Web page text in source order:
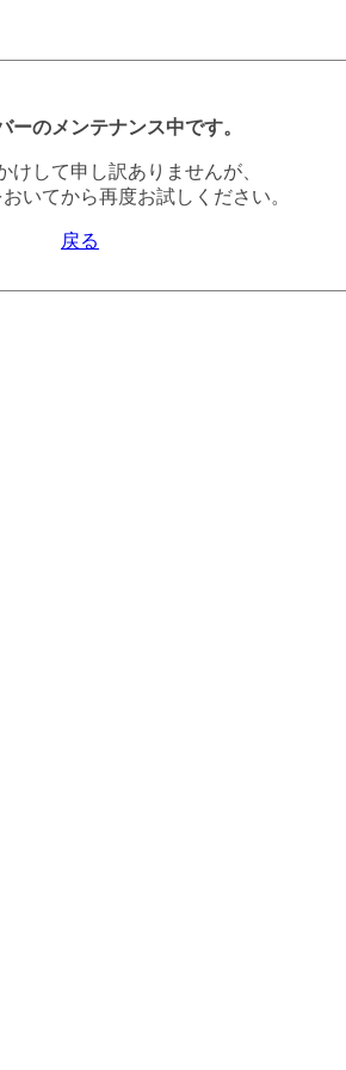
ーのメンテナンス中です。
けして申し訳ありませんが、
いてから再度お試しください。
戻る